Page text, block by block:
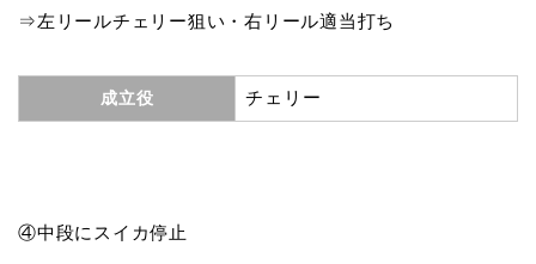
⇒左リールチェリー狙い・右リール適当打ち
成立役 チェリー
④中段にスイカ停止